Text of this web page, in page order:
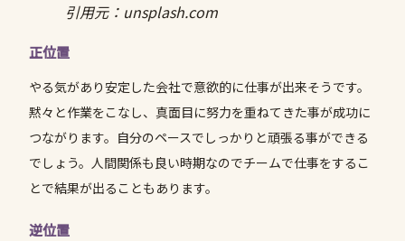
引用元：unsplash.com
正位置
やる気があり安定した会社で意欲的に仕事が出来そうです。
黙々と作業をこなし、真面目に努力を重ねてきた事が成功に
つながります。自分のペースでしっかりと頑張る事ができる
でしょう。人間関係も良い時期なのでチームで仕事をするこ
とで結果が出ることもあります。
逆位置